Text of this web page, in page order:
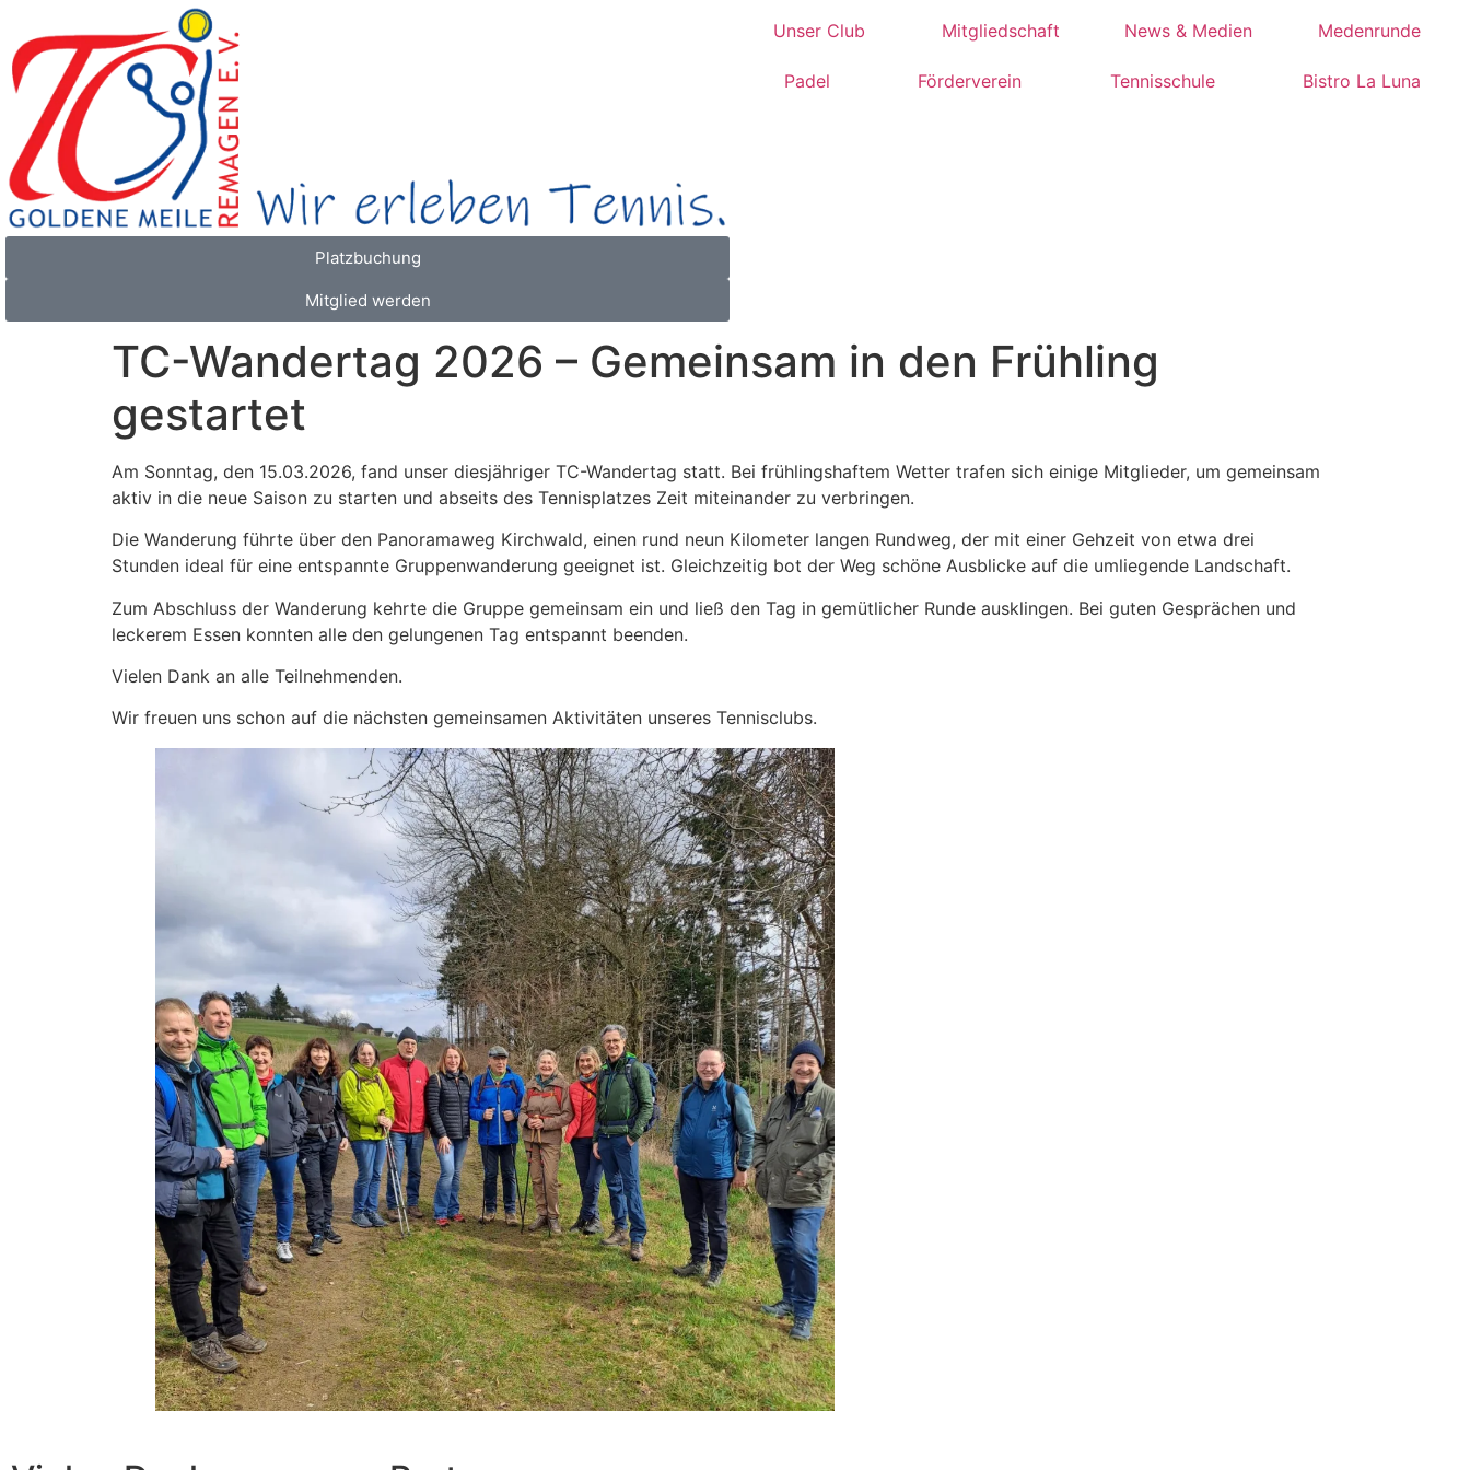
Platzbuchung
Mitglied werden
Unser Club Mitgliedschaft News & Medien Medenrunde
Padel Förderverein Tennisschule Bistro La Luna
TC-Wandertag 2026 – Gemeinsam in den Frühling
gestartet
Am Sonntag, den 15.03.2026, fand unser diesjähriger TC-Wandertag statt. Bei frühlingshaftem Wetter trafen sich einige Mitglieder, um gemeinsam
aktiv in die neue Saison zu starten und abseits des Tennisplatzes Zeit miteinander zu verbringen.
Die Wanderung führte über den Panoramaweg Kirchwald, einen rund neun Kilometer langen Rundweg, der mit einer Gehzeit von etwa drei
Stunden ideal für eine entspannte Gruppenwanderung geeignet ist. Gleichzeitig bot der Weg schöne Ausblicke auf die umliegende Landschaft.
Zum Abschluss der Wanderung kehrte die Gruppe gemeinsam ein und ließ den Tag in gemütlicher Runde ausklingen. Bei guten Gesprächen und
leckerem Essen konnten alle den gelungenen Tag entspannt beenden.
Vielen Dank an alle Teilnehmenden.
Wir freuen uns schon auf die nächsten gemeinsamen Aktivitäten unseres Tennisclubs.